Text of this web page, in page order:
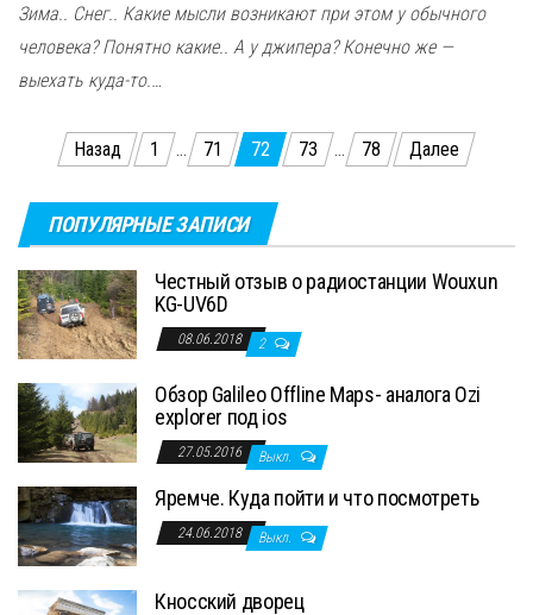
Зима.. Снег.. Какие мысли возникают при этом у обычного
человека? Понятно какие.. А у джипера? Конечно же —
выехать куда-то.…
Пагинация
записей
Назад 1 … 71 72 73 … 78 Далее
ПОПУЛЯРНЫЕ ЗАПИСИ
Честный отзыв о радиостанции Wouxun
KG-UV6D
08.06.2018 2
Обзор Galileo Offline Maps- аналога Ozi
explorer под ios
27.05.2016 Выкл.
Яремче. Куда пойти и что посмотреть
24.06.2018 Выкл.
Кносский дворец